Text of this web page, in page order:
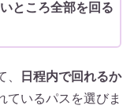
ところ全部を回る
、
日程内で回れるか
ているパスを選びま